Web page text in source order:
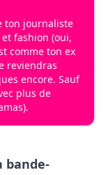
ton journaliste
fashion (oui,
comme ton ex
reviendras
encore. Sauf
plus de
bande-